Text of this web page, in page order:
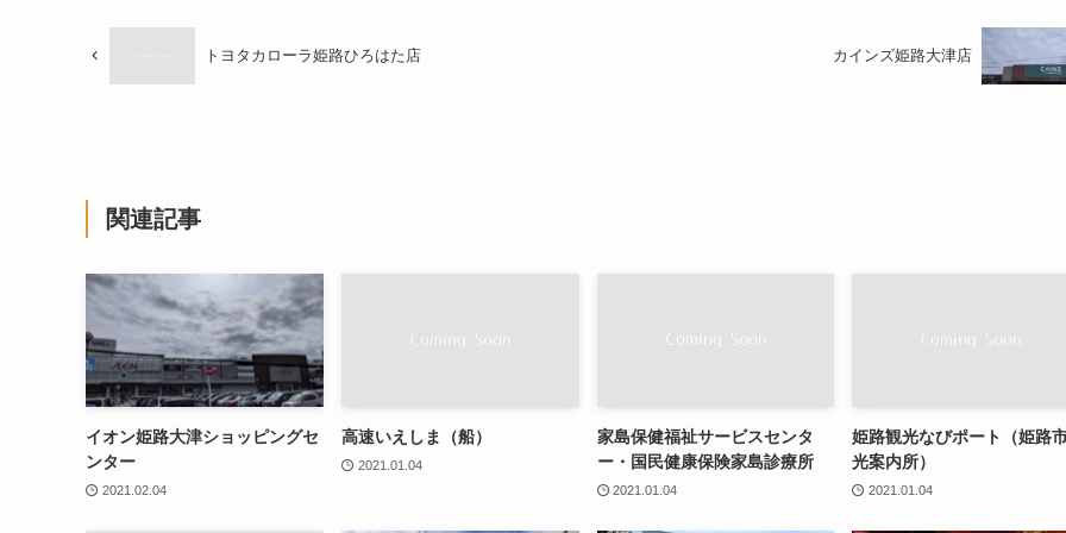
トヨタカローラ姫路ひろはた店 カインズ姫路大津店
関連記事
イオン姫路大津ショッピングセ
ンター
2021.02.04
高速いえしま（船）
2021.01.04
家島保健福祉サービスセンタ
ー・国民健康保険家島診療所
2021.01.04
姫路観光なびポート（姫路
光案内所）
2021.01.04